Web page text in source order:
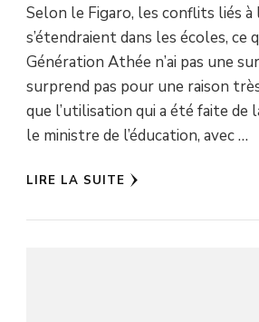
Selon le Figaro, les conflits liés à
s’étendraient dans les écoles, ce
Génération Athée n’ai pas une
surprend pas pour une raison
que l’utilisation qui a été faite de
le ministre de l’éducation, avec …
LIRE LA SUITE